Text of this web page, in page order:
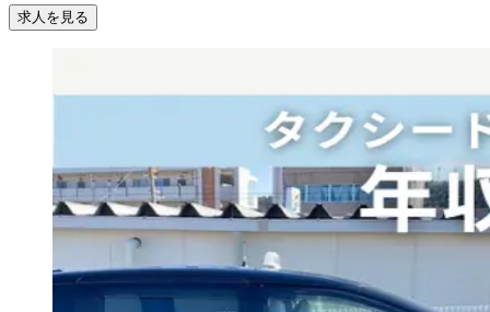
求人を見る